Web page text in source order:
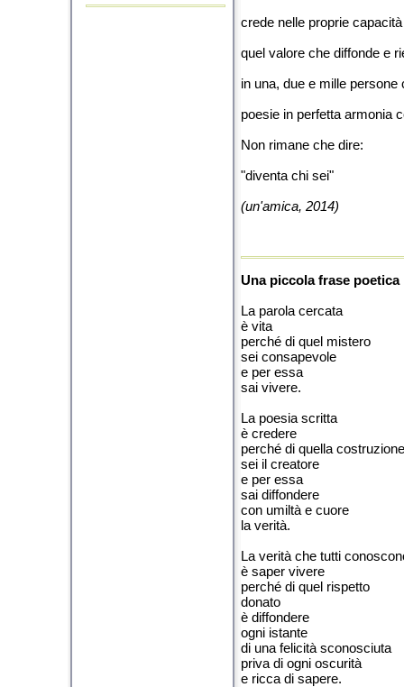
crede nelle proprie
quel valore che diffonde e
in una, due e mille persone
poesie in perfetta armonia
Non rimane che dire:
"diventa chi sei"
(un'amica, 2014)
Una piccola frase poetica
La parola cercata
è vita
perché di quel mistero
sei consapevole
e per essa
sai vivere.
La poesia scritta
è credere
perché di quella costruzione
sei il creatore
e per essa
sai diffondere
con umiltà e cuore
la verità.
La verità che tutti
è saper vivere
perché di quel rispetto
donato
è diffondere
ogni istante
di una felicità sconosciuta
priva di ogni oscurità
e ricca di sapere.